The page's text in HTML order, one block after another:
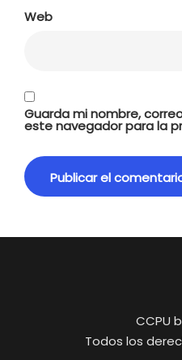
Web
Guarda mi nombre,
este navegador para la
CCPU
Todos los